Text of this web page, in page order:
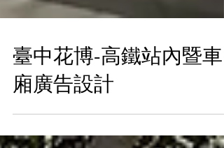
臺中花博-高鐵站內暨車
廂廣告設計